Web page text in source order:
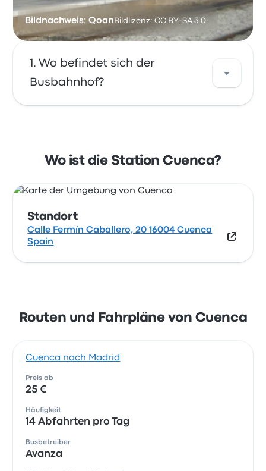
Bildnachweis: Qoan Bildlizenz: CC BY-SA 3.0
Wo befindet sich der
Busbahnhof?
sich den Standort dieser Bushaltestelle in
Wo ist die Station Cuenca?
Standort
Calle Fermín Caballero, 20 16004 Cuenca
Spain
Routen und Fahrpläne von Cuenca
Cuenca nach Madrid
Preis ab
25 €
Häufigkeit
14 Abfahrten pro Tag
Busbetreiber
Avanza